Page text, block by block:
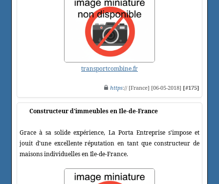
transportcombine.fr
https:// [France] [06-05-2018] [#175]
Constructeur d'immeubles en Ile-de-France
Grace à sa solide expérience, La Porta Entreprise s'impose et
jouit d'une excellente réputation en tant que constructeur de
maisons individuelles en Ile-de-France.